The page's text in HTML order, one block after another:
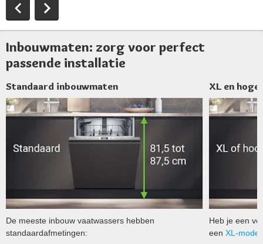
Inbouwmaten: zorg voor perfect
passende installatie
Standaard inbouwmaten
De meeste inbouw vaatwassers hebben
standaardafmetingen:
XL en
Heb je een
een XL-model